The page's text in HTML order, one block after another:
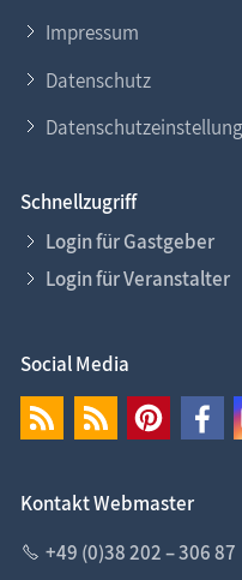
Impressum
Datenschutz
Schnellzugriff
Login für Gastgeber
Login für Veranstalter
Social Media
Kontakt Webmaster
+49 (0)38 202 – 306 87